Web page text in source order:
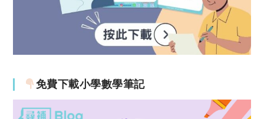
免費下載小學數學筆記